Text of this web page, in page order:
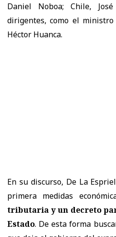
Daniel Noboa; Chile,
dirigentes, como el
Héctor Huanca.
En su discurso, De La
primera medidas
tributaria y un decreto
Estado. De esta forma